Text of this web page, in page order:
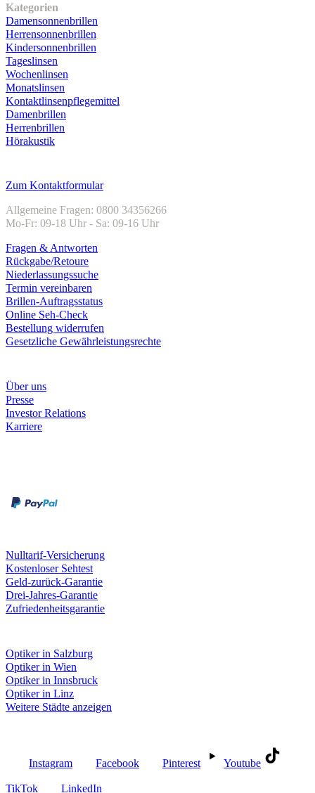
Kategorien
Damensonnenbrillen
Herrensonnenbrillen
Kindersonnenbrillen
Tageslinsen
Wochenlinsen
Monatslinsen
Kontaktlinsenpflegemittel
Damenbrillen
Herrenbrillen
Hörakustik
Zum Kontaktformular
Allgemeine Fragen: 0800 34356266
Mo-Fr: 09-18 Uhr - Sa: 09-16 Uhr
Fragen & Antworten
Rückgabe/Retoure
Niederlassungssuche
Termin vereinbaren
Brillen-Auftragsstatus
Online Seh-Check
Bestellung widerrufen
Gesetzliche Gewährleistungsrechte
Über uns
Presse
Investor Relations
Karriere
Nulltarif-Versicherung
Kostenloser Sehtest
Geld-zurück-Garantie
Drei-Jahres-Garantie
Zufriedenheitsgarantie
Optiker in Salzburg
Optiker in Wien
Optiker in Innsbruck
Optiker in Linz
Weitere Städte anzeigen
Instagram Facebook Pinterest Youtube
TikTok LinkedIn